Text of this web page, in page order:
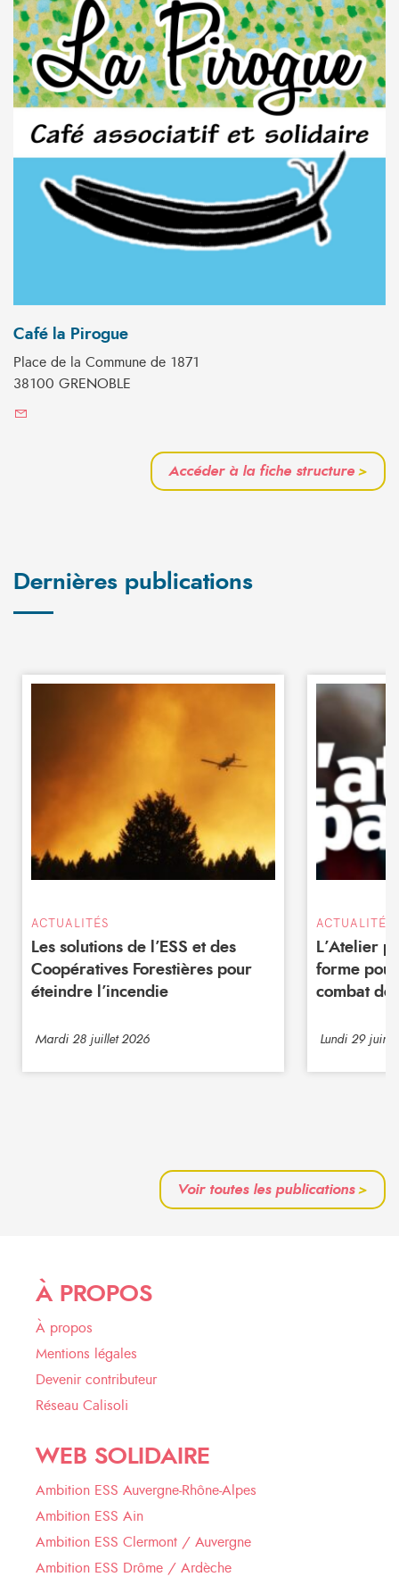
Café la Pirogue
Place de la Commune de 1871
38100 GRENOBLE
Accéder à la fiche structure>
Dernières publications
ACTUALITÉS
Les solutions de l’ESS et des
Coopératives Forestières pour
éteindre l’incendie
Mardi 28 juillet 2026
ACTUALITÉS
L’Atelier
forme
combat de
Lundi 29 juin
Voir toutes les publications>
À PROPOS
À propos
Mentions légales
Devenir contributeur
Réseau Calisoli
WEB SOLIDAIRE
Ambition ESS Auvergne-Rhône-Alpes
Ambition ESS Ain
Ambition ESS Clermont / Auvergne
Ambition ESS Drôme / Ardèche